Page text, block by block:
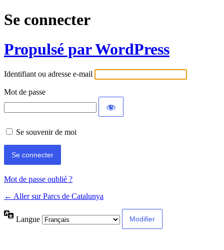
Se connecter
Propulsé par WordPress
Identifiant ou adresse e-mail
Mot de passe
Se souvenir de moi
Mot de passe oublié ?
← Aller sur Parcs de Catalunya
Langue